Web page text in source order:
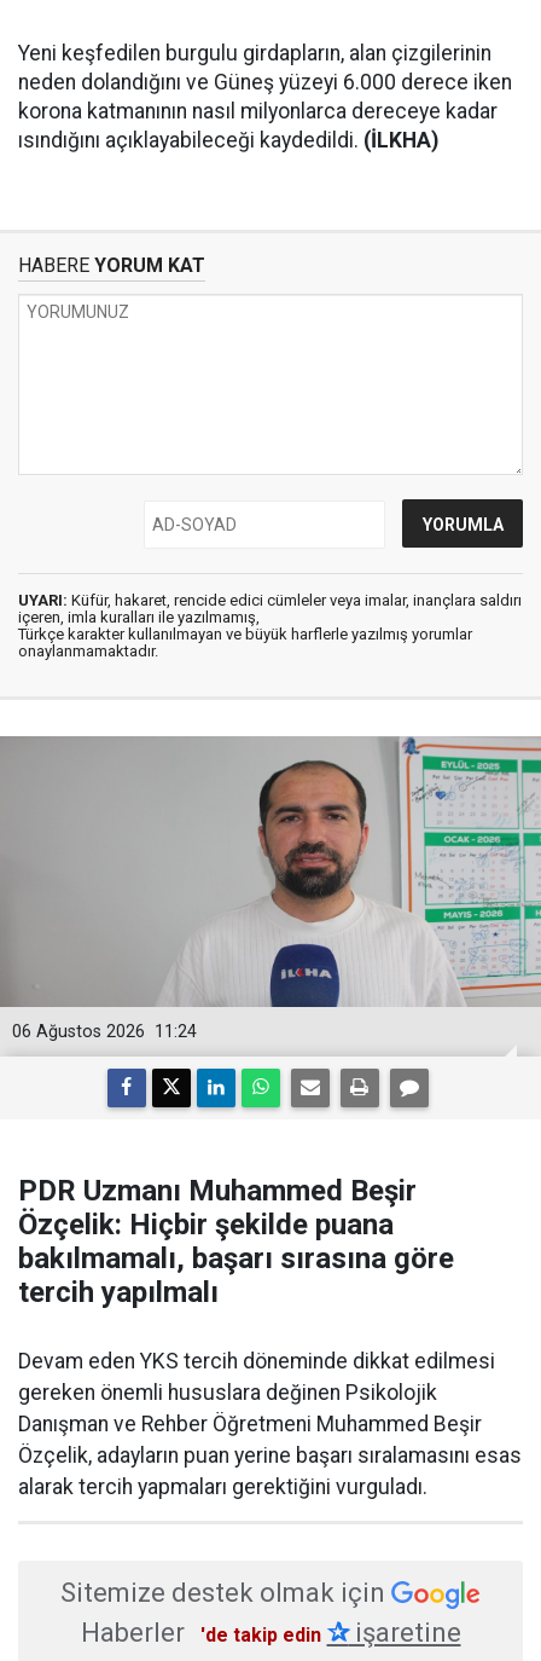
Yeni keşfedilen burgulu girdapların, alan çizgilerinin
neden dolandığını ve Güneş yüzeyi 6.000 derece iken
korona katmanının nasıl milyonlarca dereceye kadar
ısındığını açıklayabileceği kaydedildi. (İLKHA)
HABERE YORUM KAT
UYARI: Küfür, hakaret, rencide edici cümleler veya imalar, inançlara saldırı
içeren, imla kuralları ile yazılmamış,
Türkçe karakter kullanılmayan ve büyük harflerle yazılmış yorumlar
onaylanmamaktadır.
11:24
06 Ağustos 2026
PDR Uzmanı Muhammed Beşir
Özçelik: Hiçbir şekilde puana
bakılmamalı, başarı sırasına göre
tercih yapılmalı
Devam eden YKS tercih döneminde dikkat edilmesi
gereken önemli hususlara değinen Psikolojik
Danışman ve Rehber Öğretmeni Muhammed Beşir
Özçelik, adayların puan yerine başarı sıralamasını esas
alarak tercih yapmaları gerektiğini vurguladı.
Sitemize destek olmak için
Haberler
'de takip edin ✰işaretine